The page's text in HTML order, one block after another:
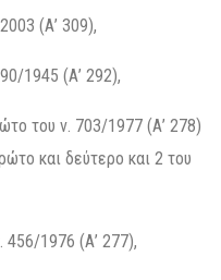
(Α’ 309),
1945 (Α’ 292),
του ν. 703/1977 (Α’ 278)
και δεύτερο και 2 του
456/1976 (Α’ 277),